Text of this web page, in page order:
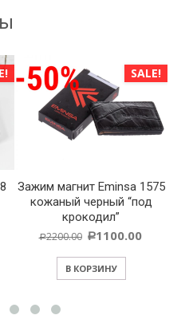
SALE!
Зажим магнит Eminsa 1575
кожаный черный “под
крокодил”
Р2200.00 Р1100.00
В КОРЗИНУ